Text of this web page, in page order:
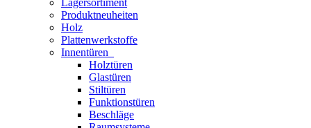
Lagersortiment
Produktneuheiten
Holz
Plattenwerkstoffe
Innentüren
Holztüren
Glastüren
Stiltüren
Funktionstüren
Beschläge